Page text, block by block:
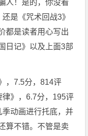
人！是的，你没看
是《咒术回战3》
都是读者用心写出
日记》以及上面3部
，7.5分，814评
》，6.7分，195评
动画进行托底，并
算不错。不管是卖